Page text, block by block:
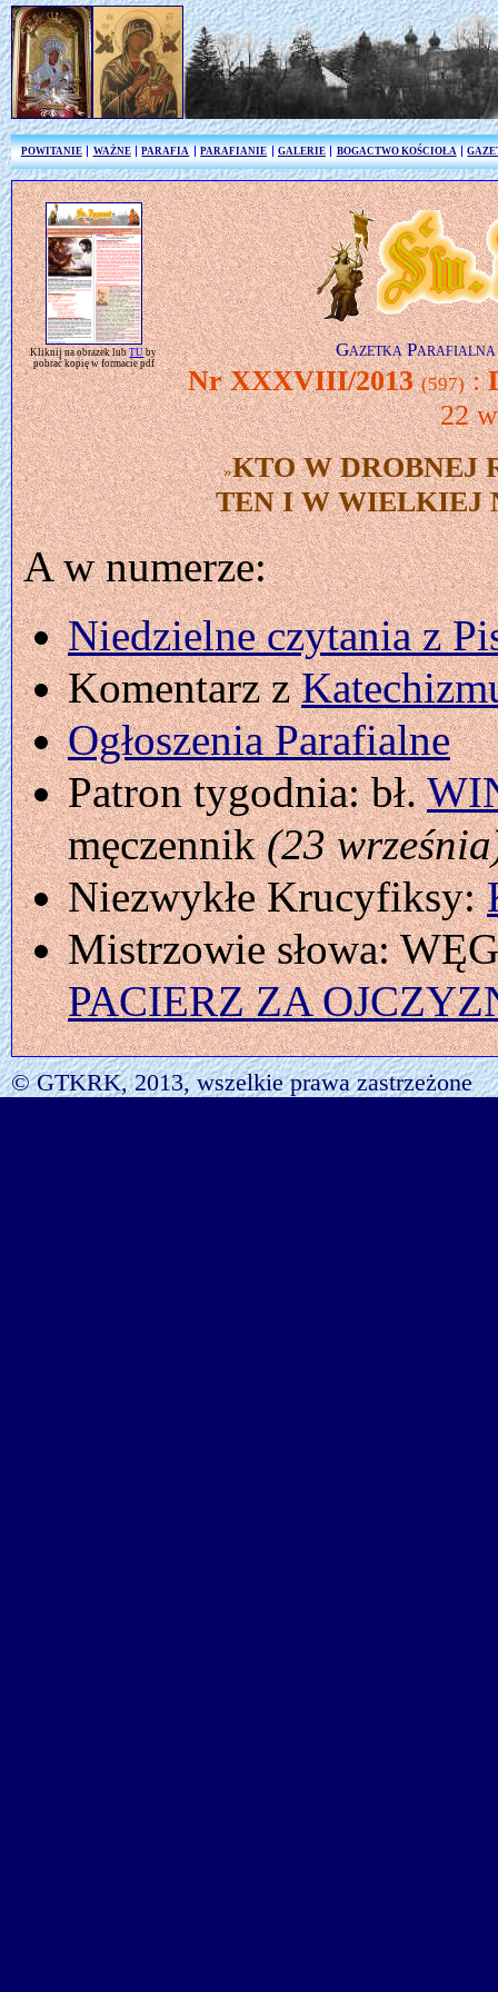
POWITANIE WAŻNE PARAFIA PARAFIANIE GALERIE BOGACTWO KOŚCIOŁA
Kliknij na obrazek lubTUby
pobrać kopię w formacie pdf
Gazetka Parafialna
Nr XXXVIII/2013 (597) :
22
»KTO W DROBNEJ
TEN I W WIELKIEJ
A w numerze:
Niedzielne czytania z
Komentarz z
Ogłoszenia Parafialne
Patron tygodnia: bł.
męczennik(23
Niezwykłe Krucyfiksy:
Mistrzowie słowa:
PACIERZ ZA
© GTKRK, 2013, wszelkie prawa zastrzeżone